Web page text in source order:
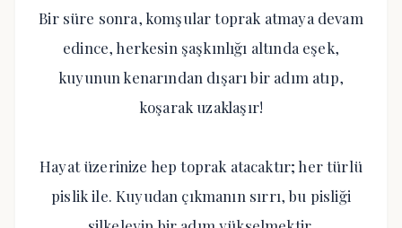
Bir süre sonra, komşular toprak atmaya devam
edince, herkesin şaşkınlığı altında eşek,
kuyunun kenarından dışarı bir adım atıp,
koşarak uzaklaşır!
Hayat üzerinize hep toprak atacaktır; her türlü
pislik ile. Kuyudan çıkmanın sırrı, bu pisliği